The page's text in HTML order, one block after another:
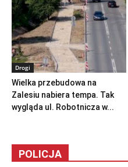
Drogi
Wielka przebudowa na
Zalesiu nabiera tempa. Tak
wygląda ul. Robotnicza w...
POLICJA